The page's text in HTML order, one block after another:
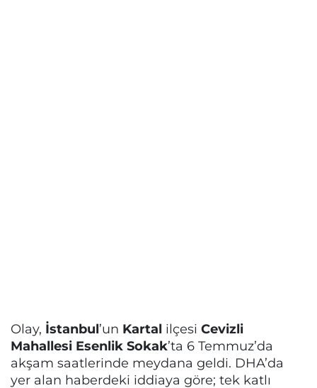
Olay, İstanbul’un Kartal ilçesi Cevizli
Mahallesi Esenlik Sokak’ta 6 Temmuz’da
akşam saatlerinde meydana geldi. DHA’da
yer alan haberdeki iddiaya göre; tek katlı